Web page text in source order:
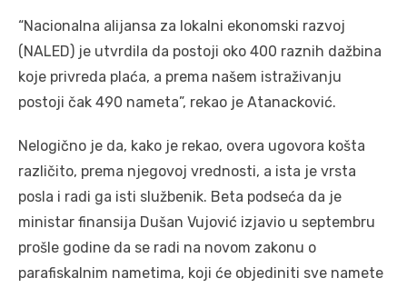
“Nacionalna alijansa za lokalni ekonomski razvoj
(NALED) je utvrdila da postoji oko 400 raznih dažbina
koje privreda plaća, a prema našem istraživanju
postoji čak 490 nameta”, rekao je Atanacković.
Nelogično je da, kako je rekao, overa ugovora košta
različito, prema njegovoj vrednosti, a ista je vrsta
posla i radi ga isti službenik. Beta podseća da je
ministar finansija Dušan Vujović izjavio u septembru
prošle godine da se radi na novom zakonu o
parafiskalnim nametima, koji će objediniti sve namete